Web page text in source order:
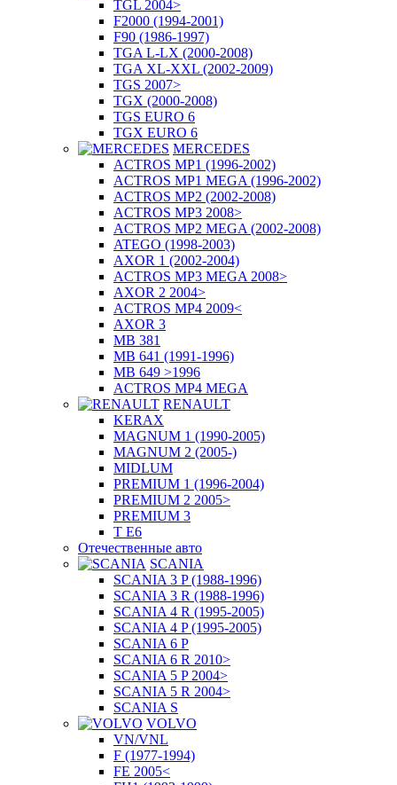
TGL 2004>
F2000 (1994-2001)
F90 (1986-1997)
TGA L-LX (2000-2008)
TGA XL-XXL (2002-2009)
TGS 2007>
TGX (2000-2008)
TGS EURO 6
TGX EURO 6
MERCEDES
ACTROS MP1 (1996-2002)
ACTROS MP1 MEGA (1996-2002)
ACTROS MP2 (2002-2008)
ACTROS MP3 2008>
ACTROS MP2 MEGA (2002-2008)
ATEGO (1998-2003)
AXOR 1 (2002-2004)
ACTROS MP3 MEGA 2008>
AXOR 2 2004>
ACTROS MP4 2009<
AXOR 3
MB 381
MB 641 (1991-1996)
MB 649 >1996
ACTROS MP4 MEGA
RENAULT
KERAX
MAGNUM 1 (1990-2005)
MAGNUM 2 (2005-)
MIDLUM
PREMIUM 1 (1996-2004)
PREMIUM 2 2005>
PREMIUM 3
T E6
Отечественные авто
SCANIA
SCANIA 3 P (1988-1996)
SCANIA 3 R (1988-1996)
SCANIA 4 R (1995-2005)
SCANIA 4 P (1995-2005)
SCANIA 6 P
SCANIA 6 R 2010>
SCANIA 5 P 2004>
SCANIA 5 R 2004>
SCANIA S
VOLVO
VN/VNL
F (1977-1994)
FE 2005<